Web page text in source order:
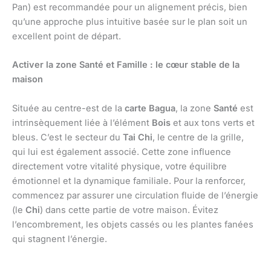
Pan) est recommandée pour un alignement précis, bien
qu’une approche plus intuitive basée sur le plan soit un
excellent point de départ.
Activer la zone Santé et Famille : le cœur stable de la
maison
Située au centre-est de la carte Bagua, la zone Santé est
intrinsèquement liée à l’élément Bois et aux tons verts et
bleus. C’est le secteur du Tai Chi, le centre de la grille,
qui lui est également associé. Cette zone influence
directement votre vitalité physique, votre équilibre
émotionnel et la dynamique familiale. Pour la renforcer,
commencez par assurer une circulation fluide de l’énergie
(le Chi) dans cette partie de votre maison. Évitez
l’encombrement, les objets cassés ou les plantes fanées
qui stagnent l’énergie.